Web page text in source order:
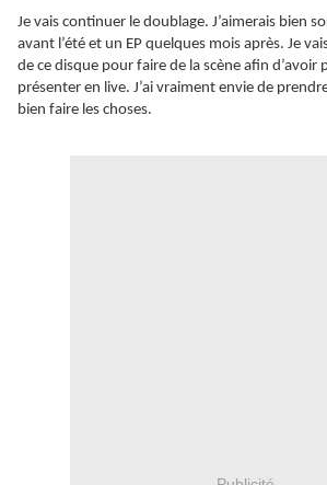
Je vais continuer le doublage. J’aimerais bien
avant l’été et un EP quelques mois après. Je
de ce disque pour faire de la scène afin d’avoir
présenter en live. J’ai vraiment envie de
bien faire les choses.